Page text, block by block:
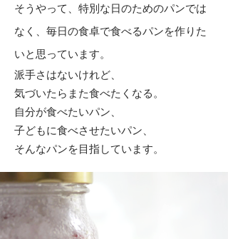
そうやって、特別な日のためのパンでは
なく、毎日の食卓で食べるパンを作りた
いと思っています。
派手さはないけれど、
気づいたらまた食べたくなる。
自分が食べたいパン、
子どもに食べさせたいパン、
そんなパンを目指しています。